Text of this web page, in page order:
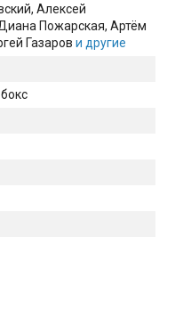
, Алексей
Пожарская, Артём
Газаров и другие